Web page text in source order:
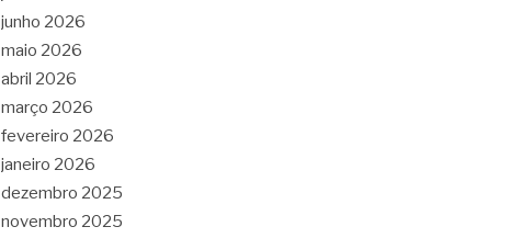
junho 2026
maio 2026
abril 2026
março 2026
fevereiro 2026
janeiro 2026
dezembro 2025
novembro 2025